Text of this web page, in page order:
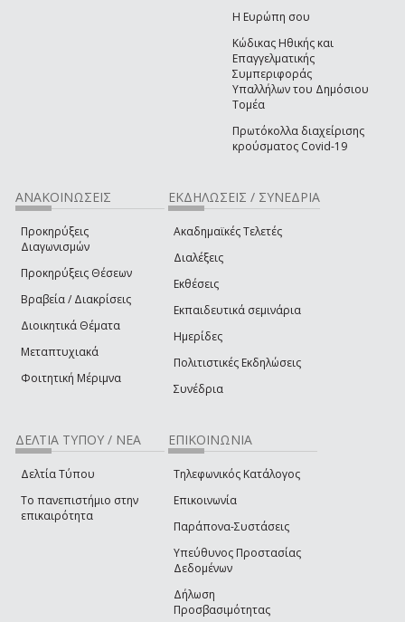
Η Ευρώπη σου
Κώδικας Ηθικής και
Επαγγελματικής
Συμπεριφοράς
Υπαλλήλων του Δημόσιου
Τομέα
Πρωτόκολλα διαχείρισης
κρούσματος Covid-19
ΑΝΑΚΟΙΝΩΣΕΙΣ
Προκηρύξεις
Διαγωνισμών
Προκηρύξεις Θέσεων
Βραβεία / Διακρίσεις
Διοικητικά Θέματα
Μεταπτυχιακά
Φοιτητική Μέριμνα
ΕΚΔΗΛΩΣΕΙΣ / ΣΥΝΕΔΡΙΑ
Ακαδημαϊκές Τελετές
Διαλέξεις
Εκθέσεις
Εκπαιδευτικά σεμινάρια
Ημερίδες
Πολιτιστικές Εκδηλώσεις
Συνέδρια
ΔΕΛΤΙΑ ΤΥΠΟΥ / ΝΕΑ
Δελτία Τύπου
Το πανεπιστήμιο στην
επικαιρότητα
ΕΠΙΚΟΙΝΩΝΙΑ
Τηλεφωνικός Κατάλογος
Επικοινωνία
Παράπονα-Συστάσεις
Υπεύθυνος Προστασίας
Δεδομένων
Δήλωση
Προσβασιμότητας